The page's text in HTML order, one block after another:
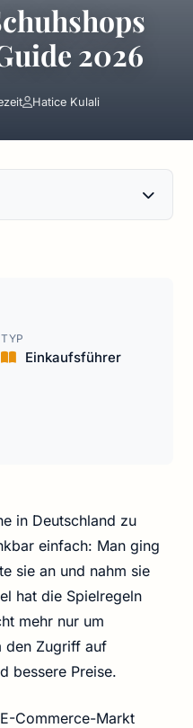
2026
Hatice Kulali
TYP
Einkaufsführer
in Deutschland zu
einfach: Man ging
sie an und nahm sie
hat die Spielregeln
mehr nur um
den Zugriff auf
bessere Preise.
Commerce-Markt